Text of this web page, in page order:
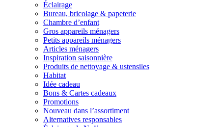
Éclairage
Bureau, bricolage & papeterie
Chambre d’enfant
Gros appareils ménagers
Petits appareils ménagers
Articles ménagers
Inspiration saisonnière
Produits de nettoyage & ustensiles
Habitat
Idée cadeau
Bons & Cartes cadeaux
Promotions
Nouveau dans l’assortiment
Alternatives responsables